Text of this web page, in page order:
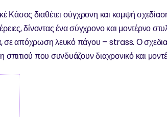
Κάσος διαθέτει σύγχρονη και κομψή
δίνοντας ένα σύγχρονο και μοντέρνο
σε απόχρωση λευκό πάγου – strass. Ο
σπιτιού που συνδυάζουν διαχρονικό και